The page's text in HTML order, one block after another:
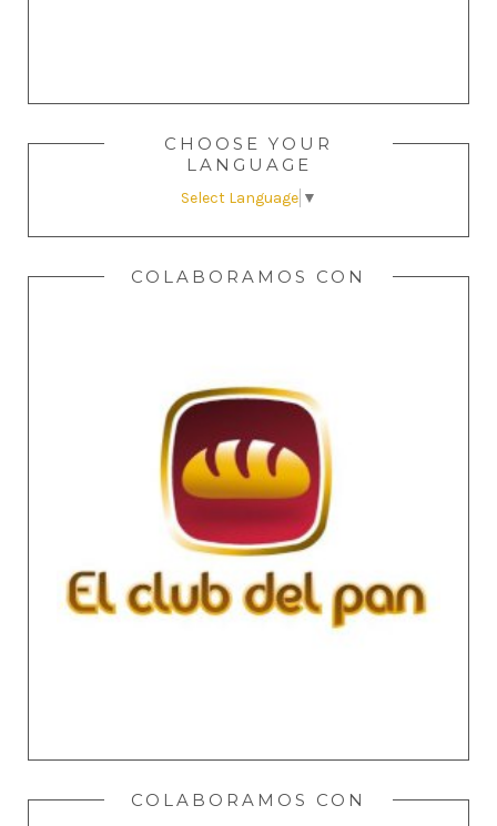
CHOOSE YOUR
LANGUAGE
Select Language ▼
COLABORAMOS CON
COLABORAMOS CON